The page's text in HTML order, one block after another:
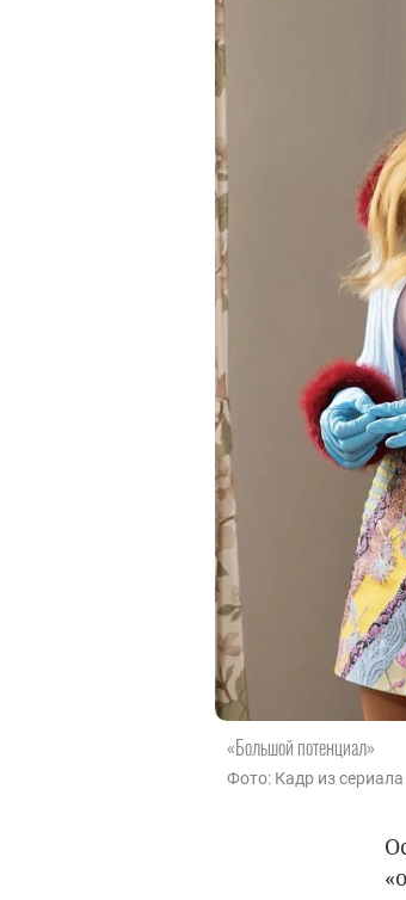
«Большой потенциал»
Фото: Кадр из сериала